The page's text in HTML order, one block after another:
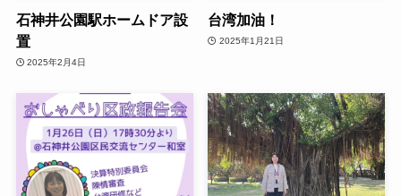
石神井公園駅ホームドア設
置
2025年2月4日
台湾加油！
2025年1月21日